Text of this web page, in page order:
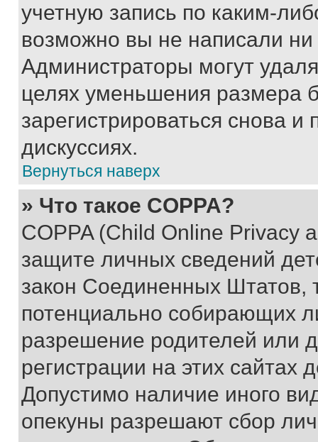
учетную запись по каким-
возможно вы не написали
Администраторы могут
целях уменьшения размера
зарегистрироваться снова и
дискуссиях.
Вернуться наверх
» Что такое COPPA?
COPPA (Child Online Privacy
защите личных сведений
закон Соединенных Штатов,
потенциально собирающих
разрешение родителей или
регистрации на этих сайтах
Допустимо наличие иного
опекуны разрешают сбор